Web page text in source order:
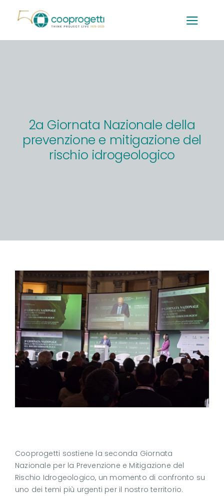
contenuto
2a Giornata Nazionale della
prevenzione e mitigazione del
rischio idrogeologico
Cooprogetti sostiene la seconda Giornata
Nazionale per la Prevenzione e Mitigazione del
Rischio Idrogeologico, un momento di confronto su
uno dei temi più urgenti per il nostro territorio.